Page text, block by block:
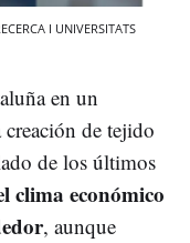
I UNIVERSITATS
en un
creación de tejido
de los últimos
clima económico
, aunque